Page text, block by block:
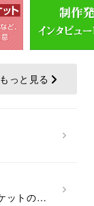
もっと見る
■公演が中止や延期になった場合の公演チケットの払い戻し方法のご案内《7/22更新》